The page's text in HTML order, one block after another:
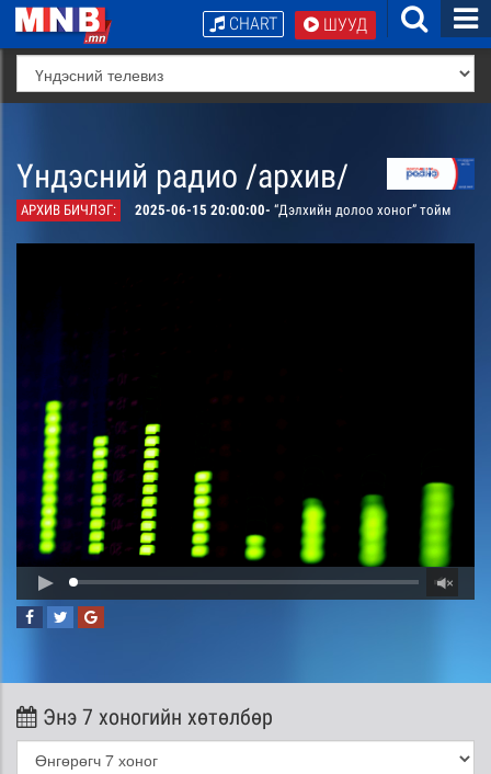
ШУУД
CHART
Үндэсний радио /архив/
АРХИВ БИЧЛЭГ: 2025-06-15 20:00:00- “Дэлхийн долоо хоног” тойм
Энэ 7 хоногийн хөтөлбөр